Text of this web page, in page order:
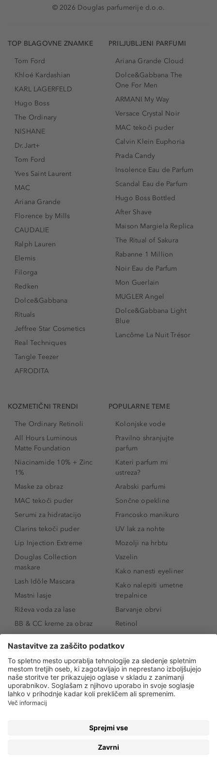
© 2026 Douglas parfumerije d.o.o.
TOP BLAGOVNE ZNAMKE
Tom Ford
Khloé Kardashian
KARL LAGERFELD
Hugo Boss
The Ordinary
NISHANE
Dr.Jart+
Tom Ford
Yves Saint Laurent
MAC
Ariana Grande
Florence by Mills
CAUDALIE
Ralph Lauren
Elemis
Filorga
Redken
Dolce&Gabbana
Rituals
Jeffree Star Cosmetics
Real Techniques
Tangle Teezer
AFRODITA
PRILJUBLJENI PARFUMI
Ariana Grande Cloud
Dolce&Gabbana The
One For Men
ARMANI My Way
Versace Crystal Noir
MAC tekoči puder
Calvin Klein Euphoria
Prada Candy
Insolence Eau de Parfum
Scandal Eau de Parfum
Hugo Boss Bottled
After Shave
Maison Margiela Replica
The Ritual of Sakura
Rabanne 1 Million
Noir Eau de Parfum
Mon Guerlain
MUGLER Angel
Dolce&Gabbana Light
Blue
Lancôme La Nuit Trésor
KOZMETIČNI TRENDI
The Ordinary Retinoli
All Hours Luminous
Matte Foundation
Niacinamide 10% + Zinc
1%
Maske za obraz
MAC tekoči puder
Serumi za hidratacijo
Clarins tekoči puder
Lip Injection Extreme
Douglas Collection
maskare
Lash Idôle Mascara
Mastni lasje
Riževa voda za lase
BB & CC kreme za obraz
SPF 30
Senčila za oči
Tekoči puder
Ličenje povešenih vek
Kako povečati oči
POPULARNE TEME
Kolonjske vode
Pravilno shranjujte
parfum
Kateri parfum mi
ustreza?
Arabski parfumi
Sončne opekline
Francosko manikuro
UV lak za nohte
Mozolji na hrbtu
Vazelin
Kako nanesti eyeliner
Kako nalepiti umetne
trepalnice
Barvanje obrvi
Retinol
Niacinamid
Rozacea
Salicilna kislina